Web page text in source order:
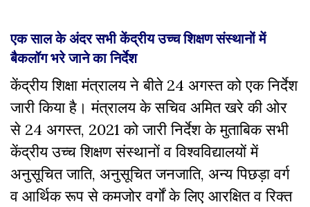
एक साल के अंदर सभी केंद्रीय उच्च शिक्षण संस्थानों में
बैकलॉग भरे जाने का निर्देश
केंद्रीय शिक्षा मंत्रालय ने बीते 24 अगस्त को एक निर्देश
जारी किया है। मंत्रालय के सचिव अमित खरे की ओर
से 24 अगस्त, 2021 को जारी निर्देश के मुताबिक सभी
केंद्रीय उच्च शिक्षण संस्थानों व विश्वविद्यालयों में
अनुसूचित जाति, अनुसूचित जनजाति, अन्य पिछड़ा वर्ग
व आर्थिक रूप से कमजोर वर्गों के लिए आरक्षित व रिक्त